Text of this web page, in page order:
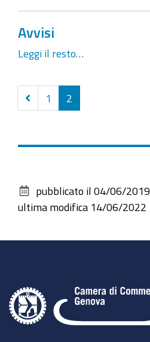
Avvisi
Leggi il resto…
Precedenti
30
1 2
documento
pubblicato il 04/06/2019
ultima modifica 14/06/2022